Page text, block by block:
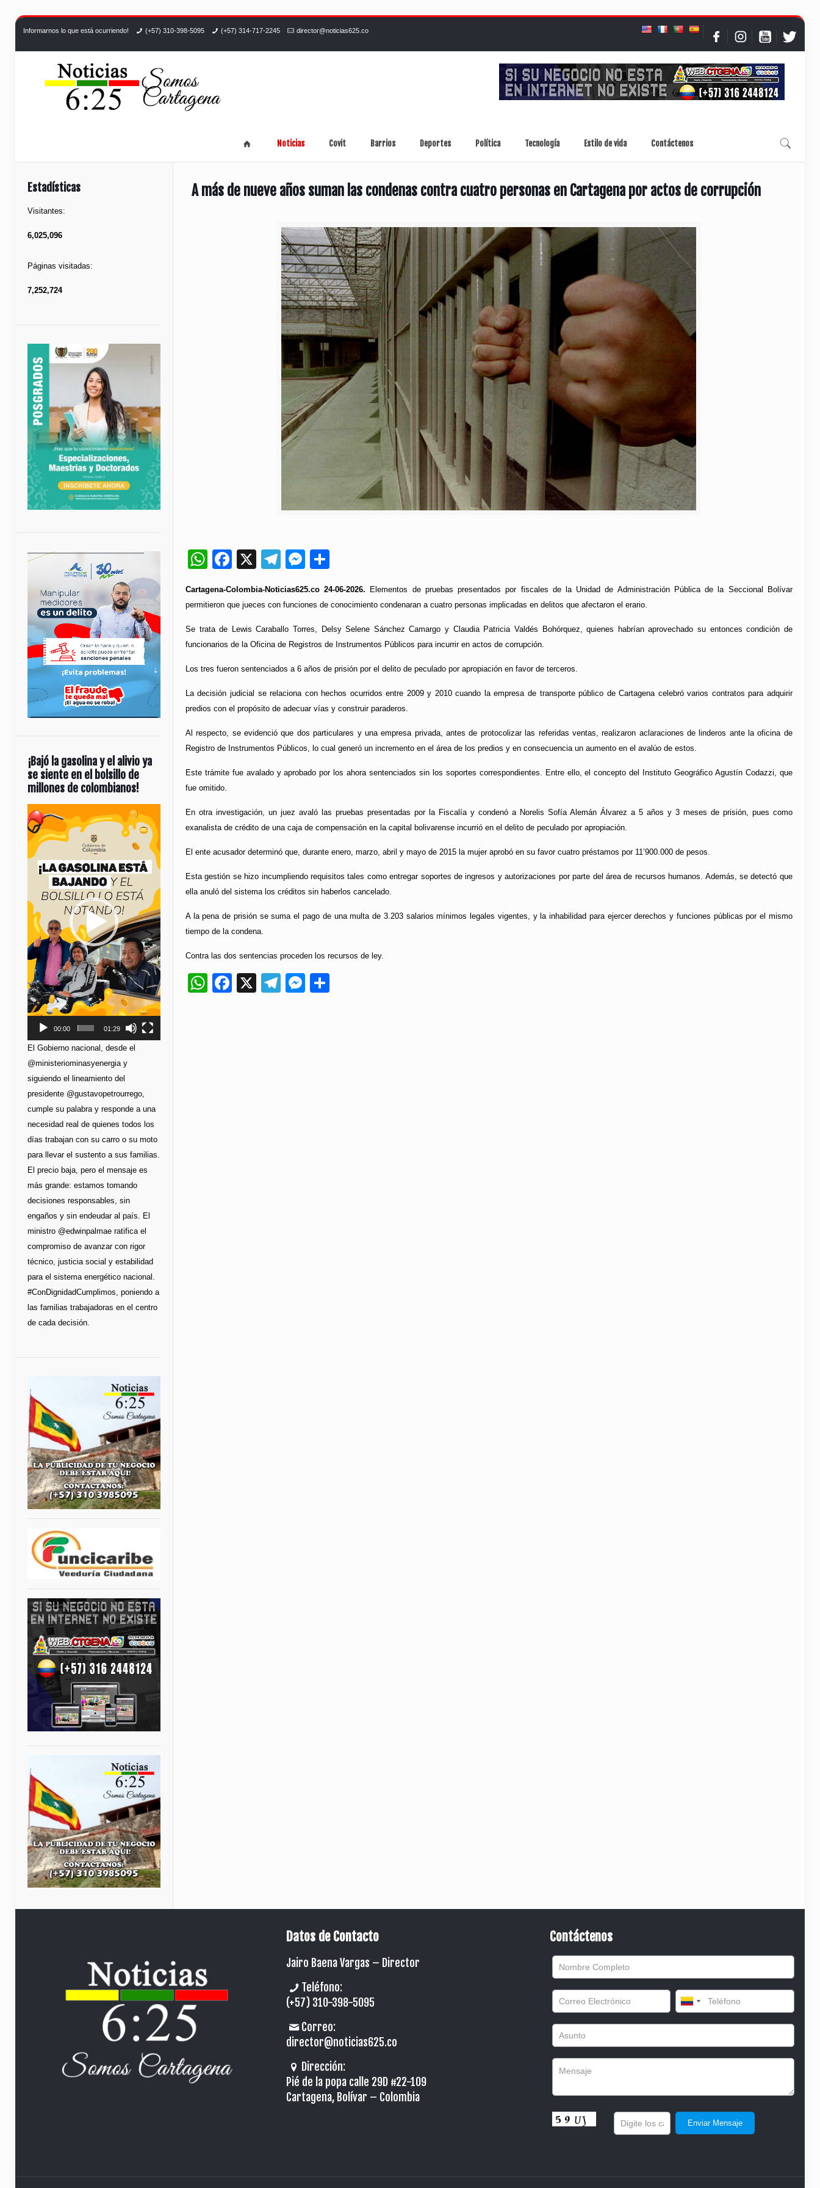
Informarnos lo que está ocurriendo! (+57) 310-398-5095 (+57) 314-717-2245 director@noticias625.co
Noticias Covit Barrios Deportes Política Tecnología Estilo de vida Contáctenos
A más de nueve años suman las condenas contra cuatro personas en Cartagena por actos de corrupción
WhatsApp
Facebook
X Telegram
Messenger
Cartagena-Colombia-Noticias625.co 24-06-2026.
Elementos de pruebas presentados por fiscales de la Unidad de Administración Pública de la Seccional Bolívar
permitieron que jueces con funciones de conocimiento condenaran a cuatro personas implicadas en delitos que afectaron el erario.
Se trata de Lewis Caraballo Torres, Delsy Selene Sánchez Camargo y Claudia Patricia Valdés Bohórquez, quienes habrían aprovechado su entonces condición de
funcionarios de la Oficina de Registros de Instrumentos Públicos para incurrir en actos de corrupción.
Los tres fueron sentenciados a 6 años de prisión por el delito de peculado por apropiación en favor de terceros.
La decisión judicial se relaciona con hechos ocurridos entre 2009 y 2010 cuando la empresa de transporte público de Cartagena celebró varios contratos para adquirir
predios con el propósito de adecuar vías y construir paraderos.
Al respecto, se evidenció que dos particulares y una empresa privada, antes de protocolizar las referidas ventas, realizaron aclaraciones de linderos ante la oficina de
Registro de Instrumentos Públicos, lo cual generó un incremento en el área de los predios y en consecuencia un aumento en el avalúo de estos.
Este trámite fue avalado y aprobado por los ahora sentenciados sin los soportes correspondientes. Entre ello, el concepto del Instituto Geográfico Agustín Codazzi, que
fue omitido.
En otra investigación, un juez avaló las pruebas presentadas por la Fiscalía y condenó a Norelis Sofía Alemán Álvarez a 5 años y 3 meses de prisión, pues como
exanalista de crédito de una caja de compensación en la capital bolivarense incurrió en el delito de peculado por apropiación.
El ente acusador determinó que, durante enero, marzo, abril y mayo de 2015 la mujer aprobó en su favor cuatro préstamos por 11’900.000 de pesos.
Esta gestión se hizo incumpliendo requisitos tales como entregar soportes de ingresos y autorizaciones por parte del área de recursos humanos. Además, se detectó que
ella anuló del sistema los créditos sin haberlos cancelado.
A la pena de prisión se suma el pago de una multa de 3.203 salarios mínimos legales vigentes, y la inhabilidad para ejercer derechos y funciones públicas por el mismo
tiempo de la condena.
Contra las dos sentencias proceden los recursos de ley.
WhatsApp
Facebook
X Telegram
Messenger
Estadísticas
Visitantes:
6,025,096
Páginas visitadas:
7,252,724
¡Bajó la gasolina y el alivio ya
se siente en el bolsillo de
millones de colombianos!
Reproductor
de
vídeo
00:00 01:29
El Gobierno nacional, desde el
@ministeriominasyenergia y
siguiendo el lineamiento del
presidente @gustavopetrourrego,
cumple su palabra y responde a una
necesidad real de quienes todos los
días trabajan con su carro o su moto
para llevar el sustento a sus familias.
El precio baja, pero el mensaje es
más grande: estamos tomando
decisiones responsables, sin
engaños y sin endeudar al país. El
ministro @edwinpalmae ratifica el
compromiso de avanzar con rigor
técnico, justicia social y estabilidad
para el sistema energético nacional.
#ConDignidadCumplimos, poniendo a
las familias trabajadoras en el centro
de cada decisión.
Datos de Contacto
Jairo Baena Vargas – Director
Teléfono:
(+57) 310-398-5095
Correo:
director@noticias625.co
Dirección:
Pié de la popa calle 29D #22-109
Cartagena, Bolívar – Colombia
Contáctenos